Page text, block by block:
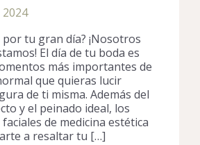
2024
por tu gran día? ¡Nosotros
El día de tu boda es
más importantes de
que quieras lucir
de ti misma. Además del
y el peinado ideal, los
de medicina estética
a resaltar tu […]